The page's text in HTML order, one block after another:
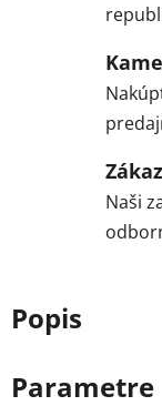
Naši
Popis
Parametre